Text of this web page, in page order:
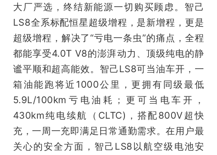
大厂严选，终结新能源一切购买顾虑。智己
LS8全系标配恒星超级增程，是新增程，更是
超级增程，解决了“亏电一条虫”的痛点，全程
都能享受4.0T V8的澎湃动力、顶级纯电的静
谧平顺和超高能效。智己LS8可当油车开，一
箱油能跑将近1000公里，更拥有同级最低
5.9L/100km亏电油耗；更可当电车开，
430km纯电续航（CLTC)，搭配800V超快
充，一周一充即满足日常通勤需求。在用户最
关心的安全方面，智己LS8以航空级电池安